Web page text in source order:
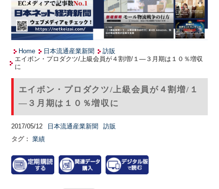
Home 日本流通産業新聞
訪販
エイボン・プロダクツ/上級会員が４割増/１―３月期は１０％増収
に
エイボン・プロダクツ/上級会員が４割増/１
―３月期は１０％増収に
2017/05/12 日本流通産業新聞
訪販
タグ： 業績